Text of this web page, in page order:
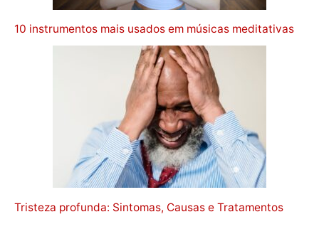
10 instrumentos mais usados em músicas meditativas
Tristeza profunda: Sintomas, Causas e Tratamentos